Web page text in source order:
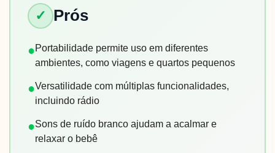
✓ Prós
●Portabilidade permite uso em diferentes
ambientes, como viagens e quartos pequenos
●Versatilidade com múltiplas funcionalidades,
incluindo rádio
●Sons de ruído branco ajudam a acalmar e
relaxar o bebê